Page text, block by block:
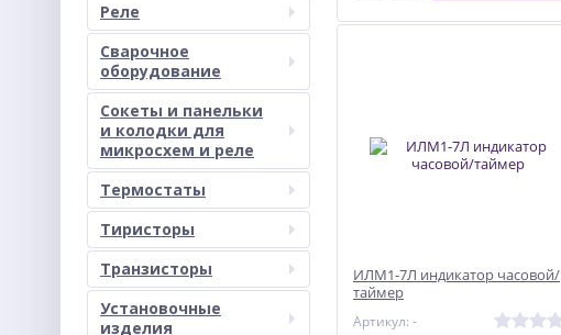
Реле
Сварочное
оборудование
Сокеты и панельки
и колодки для
микросхем и реле
Термостаты
Тиристоры
Транзисторы
Установочные
изделия
ИЛМ1-7Л индикатор часовой/
таймер
Артикул: -